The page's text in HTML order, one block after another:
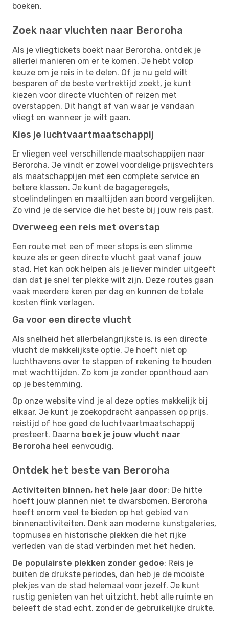
boeken.
Zoek naar vluchten naar Beroroha
Als je vliegtickets boekt naar Beroroha, ontdek je
allerlei manieren om er te komen. Je hebt volop
keuze om je reis in te delen. Of je nu geld wilt
besparen of de beste vertrektijd zoekt, je kunt
kiezen voor directe vluchten of reizen met
overstappen. Dit hangt af van waar je vandaan
vliegt en wanneer je wilt gaan.
Kies je luchtvaartmaatschappij
Er vliegen veel verschillende maatschappijen naar
Beroroha. Je vindt er zowel voordelige prijsvechters
als maatschappijen met een complete service en
betere klassen. Je kunt de bagageregels,
stoelindelingen en maaltijden aan boord vergelijken.
Zo vind je de service die het beste bij jouw reis past.
Overweeg een reis met overstap
Een route met een of meer stops is een slimme
keuze als er geen directe vlucht gaat vanaf jouw
stad. Het kan ook helpen als je liever minder uitgeeft
dan dat je snel ter plekke wilt zijn. Deze routes gaan
vaak meerdere keren per dag en kunnen de totale
kosten flink verlagen.
Ga voor een directe vlucht
Als snelheid het allerbelangrijkste is, is een directe
vlucht de makkelijkste optie. Je hoeft niet op
luchthavens over te stappen of rekening te houden
met wachttijden. Zo kom je zonder oponthoud aan
op je bestemming.
Op onze website vind je al deze opties makkelijk bij
elkaar. Je kunt je zoekopdracht aanpassen op prijs,
reistijd of hoe goed de luchtvaartmaatschappij
presteert. Daarna boek je jouw vlucht naar
Beroroha heel eenvoudig.
Ontdek het beste van Beroroha
Activiteiten binnen, het hele jaar door: De hitte
hoeft jouw plannen niet te dwarsbomen. Beroroha
heeft enorm veel te bieden op het gebied van
binnenactiviteiten. Denk aan moderne kunstgaleries,
topmusea en historische plekken die het rijke
verleden van de stad verbinden met het heden.
De populairste plekken zonder gedoe: Reis je
buiten de drukste periodes, dan heb je de mooiste
plekjes van de stad helemaal voor jezelf. Je kunt
rustig genieten van het uitzicht, hebt alle ruimte en
beleeft de stad echt, zonder de gebruikelijke drukte.